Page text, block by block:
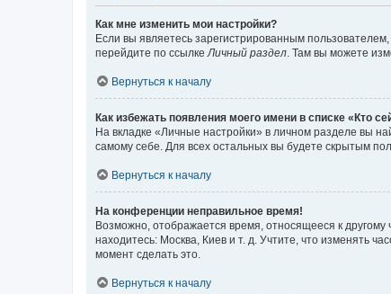
Как мне изменить мои настройки?
Если вы являетесь зарегистрированным
перейдите по ссылкеЛичный раздел. Там вы можете
Вернуться к началу
Как избежать появления моего имени в списке «Кто
На вкладке «Личные настройки» в личном разделе вы
самому себе. Для всех остальных вы будете скрытым
Вернуться к началу
На конференции неправильное время!
Возможно, отображается время, относящееся к другому
находитесь: Москва, Киев и т. д. Учтите, что изменять
момент сделать это.
Вернуться к началу